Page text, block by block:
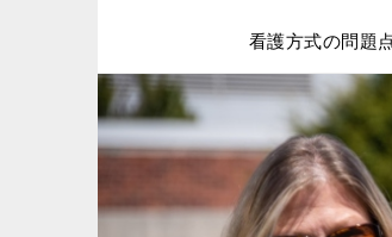
看護方式の問題